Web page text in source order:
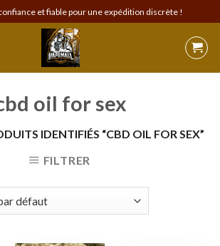
et fiable pour une expédition discrète !
oil for sex
IDENTIFIÉS “CBD OIL FOR SEX”
FILTRER